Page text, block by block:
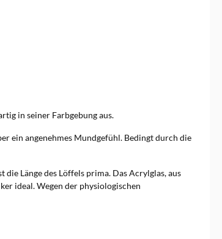
in seiner Farbgebung aus.
ein angenehmes Mundgefühl. Bedingt durch die
Länge des Löffels prima. Das Acrylglas, aus
ideal. Wegen der physiologischen